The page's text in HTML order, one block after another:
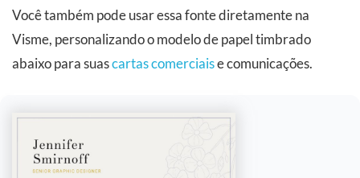
Você também pode usar essa fonte diretamente na
Visme, personalizando o modelo de papel timbrado
abaixo para suascartas comerciaise comunicações.